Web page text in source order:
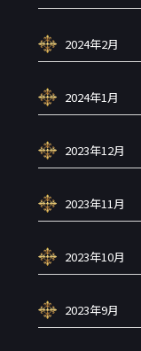
2024年2月
2024年1月
2023年12月
2023年11月
2023年10月
2023年9月